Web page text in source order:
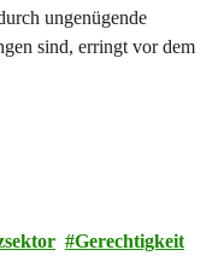
ungenügende
sind, erringt vor dem
Gerechtigkeit